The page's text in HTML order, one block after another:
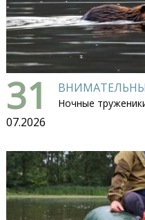
31
07.2026
Ночные